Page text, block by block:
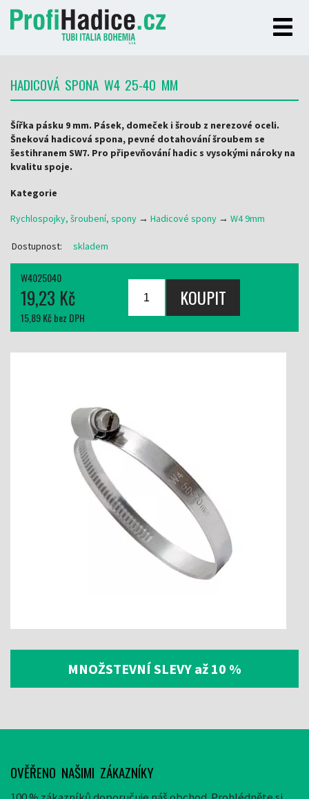
HADICOVÁ SPONA W4 25-40 MM
Šířka pásku 9 mm. Pásek, domeček i šroub z nerezové oceli.
Šneková hadicová spona, pevné dotahování šroubem se
šestihranem SW7. Pro připevňování hadic s vysokými nároky na
kvalitu spoje.
Kategorie
Rychlospojky, šroubení, spony → Hadicové spony → W4 9mm
Dostupnost: skladem
W4025040
19,23 Kč
15,89 Kč bez DPH
MNOŽSTEVNÍ SLEVY až 10 %
OVĚŘENO NAŠIMI ZÁKAZNÍKY